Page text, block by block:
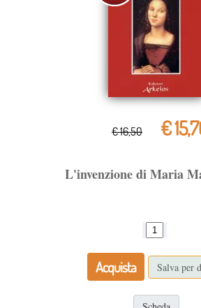
€ 16,50 €
L'invenzione di Maria
Acquista Salva per